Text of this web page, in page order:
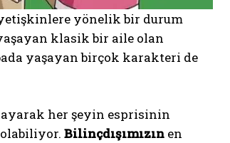
yetişkinlere yönelik bir durum
klasik bir aile olan
yaşayan birçok karakteri de
her şeyin esprisinin
Bilinçdışımızın en